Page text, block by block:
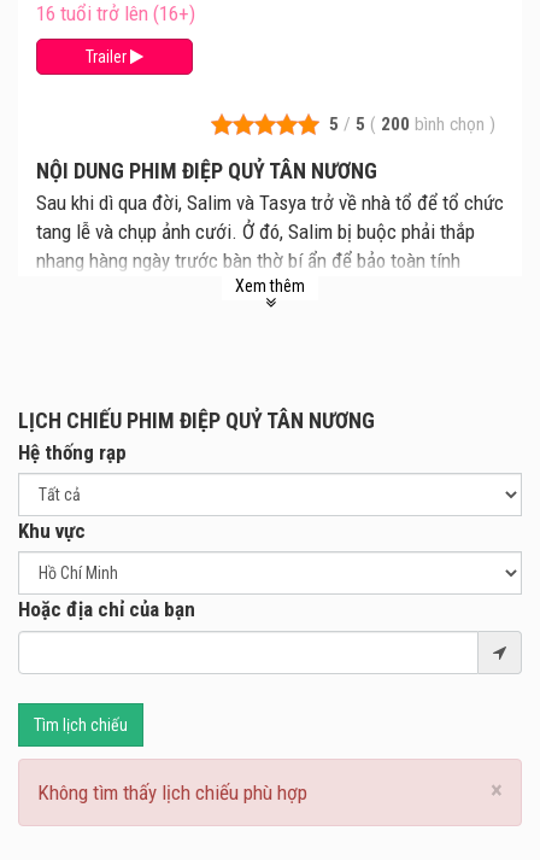
5 / 5 ( 200 bình chọn )
NỘI DUNG PHIM ĐIỆP QUỶ TÂN NƯƠNG
Sau khi dì qua đời, Salim và Tasya trở về nhà tổ để tổ chức
tang lễ và chụp ảnh cưới. Ở đó, Salim bị buộc phải thắp
nhang hàng ngày trước bàn thờ bí ẩn để bảo toàn tính
mạng. Sự hiện diện của họ vô tình làm thức tỉnh các linh
hơn cả những hồn ma quỷ dữ.
Xem thêm
16 tuổi trở lên (16+)
Trailer
LỊCH CHIẾU PHIM ĐIỆP QUỶ TÂN NƯƠNG
Hệ thống rạp
Khu vực
Hoặc địa chỉ của bạn
Tìm lịch chiếu
×
Không tìm thấy lịch chiếu phù hợp